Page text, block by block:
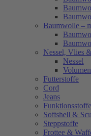
Baumwolle –
Nessel, Vlies
Nessel
Futterstoffe
Cord
Jeans
Funktionsstoffe
Softshell &
Steppstoffe
Frottee &